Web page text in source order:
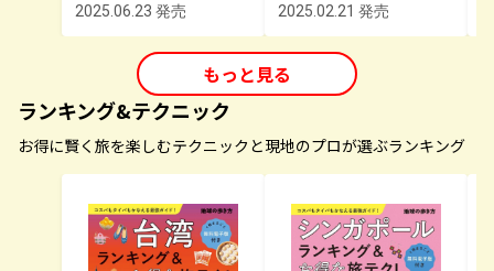
2025.06.23 発売 2025.02.21 発売
もっと見る
ランキング&テクニック
お得に賢く旅を楽しむテクニックと現地のプロが選ぶランキング